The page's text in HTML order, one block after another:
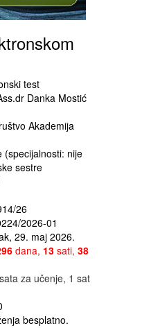
test
Danka Mostić
Akademija
(specijalnosti: nije
sestre
26
2026-01
29. maj 2026.
dana, 13 sati, 38
za učenje, 1 sat
besplatno.